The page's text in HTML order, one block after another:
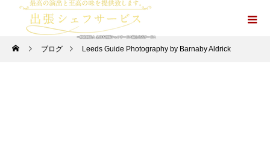
ブログ Leeds Guide Photography by Barnaby Aldrick